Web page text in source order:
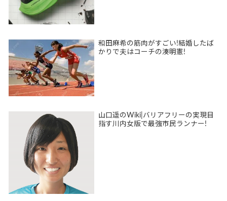
和田麻希の筋肉がすごい!結婚したば
かりで夫はコーチの湊明憲!
山口遥のWiki|バリアフリーの実現目
指す川内女版で最強市民ランナー!